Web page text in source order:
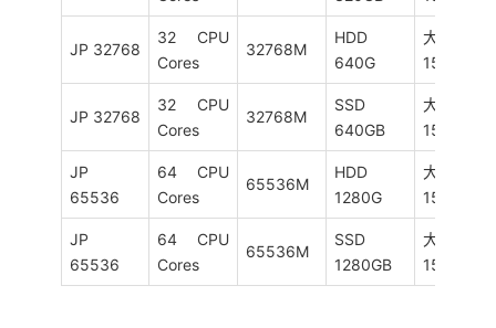
JP 32768
32 CPU
Cores
32768M
HDD
640G
大陆优化
15M
JP 32768
32 CPU
Cores
32768M
SSD
640GB
大陆优化
15M
JP
65536
64 CPU
Cores
65536M
HDD
1280G
大陆优化
15M
JP
65536
64 CPU
Cores
65536M
SSD
1280GB
大陆优化
15M